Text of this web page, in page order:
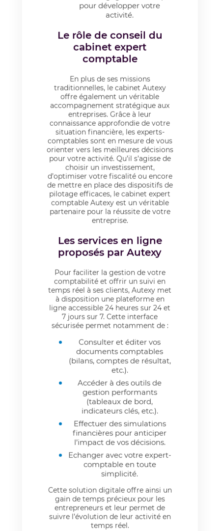
pour développer votre
activité.
Le rôle de conseil du
cabinet expert
comptable
En plus de ses missions
traditionnelles, le cabinet Autexy
offre également un véritable
accompagnement stratégique aux
entreprises. Grâce à leur
connaissance approfondie de votre
situation financière, les experts-
comptables sont en mesure de vous
orienter vers les meilleures décisions
pour votre activité. Qu’il s’agisse de
choisir un investissement,
d’optimiser votre fiscalité ou encore
de mettre en place des dispositifs de
pilotage efficaces, le cabinet expert
comptable Autexy est un véritable
partenaire pour la réussite de votre
entreprise.
Les services en ligne
proposés par Autexy
Pour faciliter la gestion de votre
comptabilité et offrir un suivi en
temps réel à ses clients, Autexy met
à disposition une plateforme en
ligne accessible 24 heures sur 24 et
7 jours sur 7. Cette interface
sécurisée permet notamment de :
Consulter et éditer vos
documents comptables
(bilans, comptes de résultat,
etc.).
Accéder à des outils de
gestion performants
(tableaux de bord,
indicateurs clés, etc.).
Effectuer des simulations
financières pour anticiper
l’impact de vos décisions.
Echanger avec votre expert-
comptable en toute
simplicité.
Cette solution digitale offre ainsi un
gain de temps précieux pour les
entrepreneurs et leur permet de
suivre l’évolution de leur activité en
temps réel.